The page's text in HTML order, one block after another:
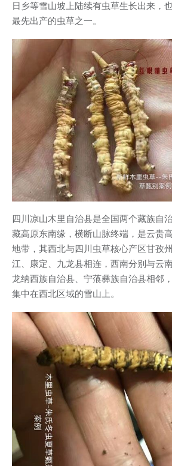
日乡等雪山坡上陆续有虫草生长出来，
最先出产的虫草之一。
四川凉山木里自治县是全国两个藏族自
藏高原东南缘，横断山脉终端，是云贵
地带，其西北与四川虫草核心产区甘孜
江、康定、九龙县相连，西南分别与云
龙纳西族自治县、宁蒗彝族自治县相邻
集中在西北区域的雪山上。